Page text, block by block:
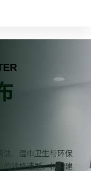
洁、湿巾卫生与环保
的规格选型、材料建